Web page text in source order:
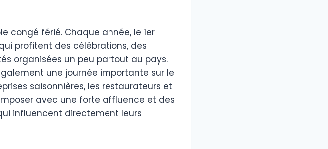
congé férié. Chaque année, le 1er
profitent des célébrations, des
organisées un peu partout au pays.
une journée importante sur le
saisonnières, les restaurateurs et
avec une forte affluence et des
influencent directement leurs